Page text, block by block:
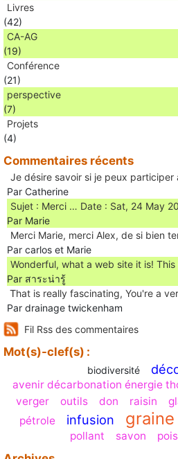
Livres
(42)
CA-AG
(19)
Conférence
(21)
perspective
(7)
Projets
(4)
Commentaires récents
Je désire savoir si je peux participer
Par Catherine
Sujet : Merci … Date : Sat, 24 May
Par Marie
Merci Marie, merci Alex, de si bien
Par carlos et Marie
Wonderful, what a web site it is!
Par สาระน่ารู้
Ꭲhat is really fascinating, You'rе a
Par drainage twickenham
Fil Rss des commentaires
Mot(s)-clef(s) :
biodiversité
avenir décarbonation énergie
verger
outils don raisin
pétrole
infusion graine
pollant
savon